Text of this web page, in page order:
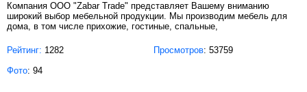
Компания OOO "Zabar Trade" представляет Вашему вниманию
широкий выбор мебельной продукции. Мы производим мебель для
дома, в том числе прихожие, гостиные, спальные,
Рейтинг: 1282 Просмотров: 53759
Фото: 94